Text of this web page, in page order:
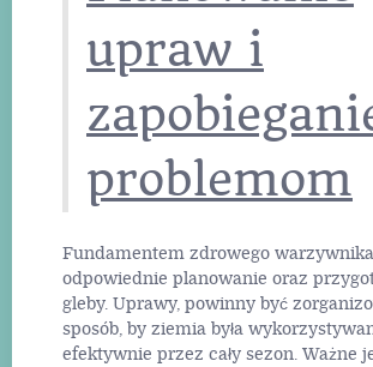
upraw i
problemom
Fundamentem zdrowego
odpowiednie planowanie oraz
gleby. Uprawy, powinny być
sposób, by ziemia była
efektywnie przez cały sezon. Ważne